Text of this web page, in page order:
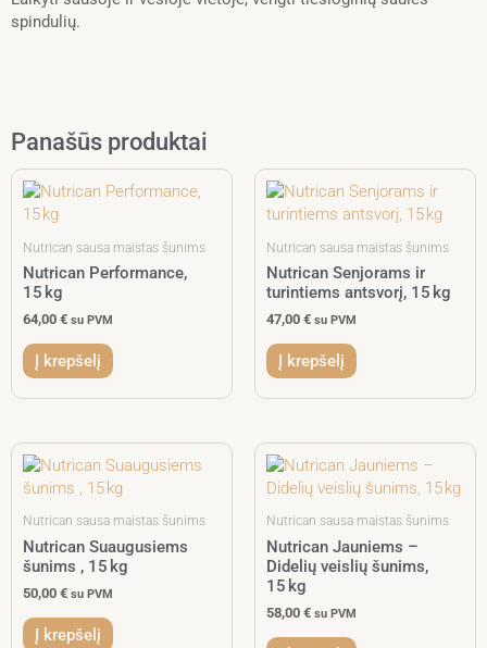
spindulių.
Panašūs produktai
Nutrican sausa maistas šunims
Nutrican Performance,
15 kg
64,00 € su PVM
Į krepšelį
Nutrican sausa maistas šunims
Nutrican Senjorams ir
turintiems antsvorį, 15 kg
47,00 € su PVM
Į krepšelį
Nutrican sausa maistas šunims
Nutrican Suaugusiems
šunims , 15 kg
50,00 € su PVM
Į krepšelį
Nutrican sausa maistas šunims
Nutrican Jauniems –
Didelių veislių šunims,
15 kg
58,00 € su PVM